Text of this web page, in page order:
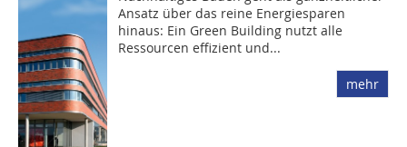
Ansatz über das reine Energiesparen
hinaus: Ein Green Building nutzt alle
Ressourcen effizient und...
mehr